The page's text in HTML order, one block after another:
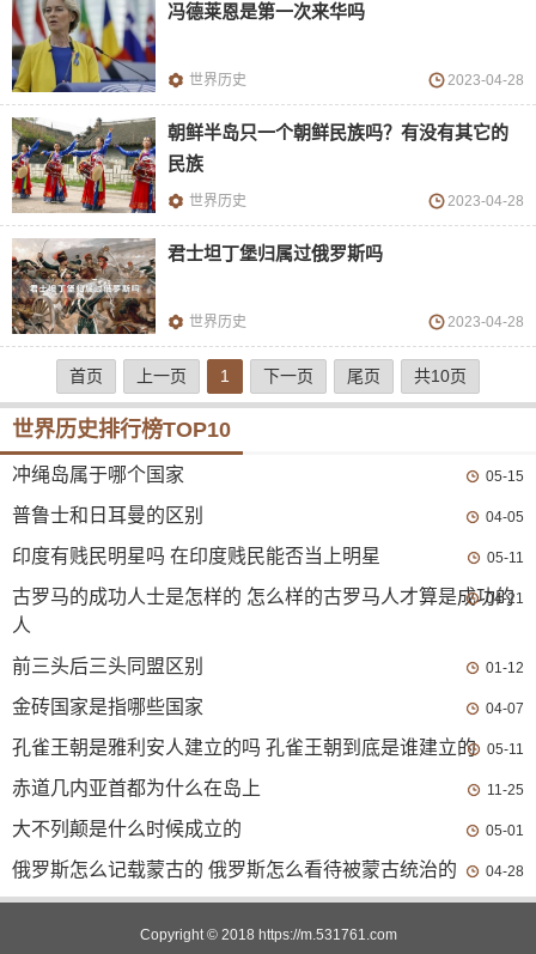
冯德莱恩是第一次来华吗
世界历史 2023-04-28
朝鲜半岛只一个朝鲜民族吗？有没有其它的
民族
世界历史 2023-04-28
君士坦丁堡归属过俄罗斯吗
世界历史 2023-04-28
首页 上一页 1 下一页 尾页 共10页
世界历史排行榜TOP10
冲绳岛属于哪个国家 05-15
普鲁士和日耳曼的区别 04-05
印度有贱民明星吗 在印度贱民能否当上明星 05-11
古罗马的成功人士是怎样的 怎么样的古罗马人才算是成功的
人
04-21
前三头后三头同盟区别 01-12
金砖国家是指哪些国家 04-07
孔雀王朝是雅利安人建立的吗 孔雀王朝到底是谁建立的 05-11
赤道几内亚首都为什么在岛上 11-25
大不列颠是什么时候成立的 05-01
俄罗斯怎么记载蒙古的 俄罗斯怎么看待被蒙古统治的 04-28
Copyright © 2018 https://m.531761.com